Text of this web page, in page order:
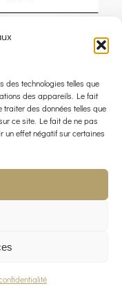
des technologies telles que
des appareils. Le fait
des données telles que
ce site. Le fait de ne pas
un effet négatif sur certaines
le navigateur pour mon
: